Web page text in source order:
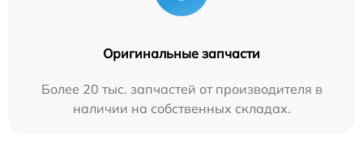
Оригинальные запчасти
Более 20 тыс. запчастей от производителя в
наличии на собственных складах.